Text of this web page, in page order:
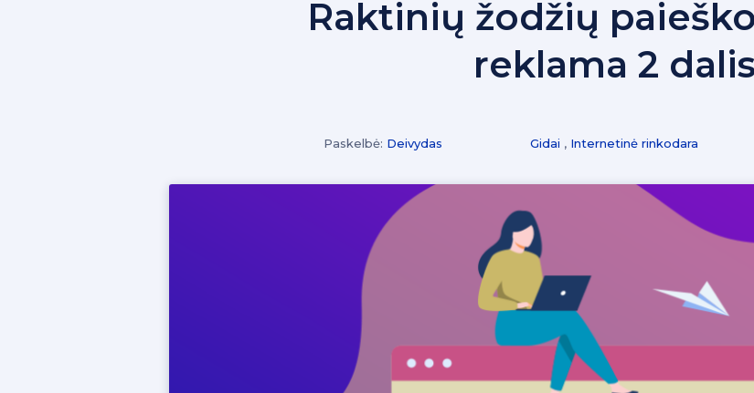
Raktinių žodžių
reklama 2 dalis
Gidai , Internetinė rinkodara
Paskelbė: Deivydas